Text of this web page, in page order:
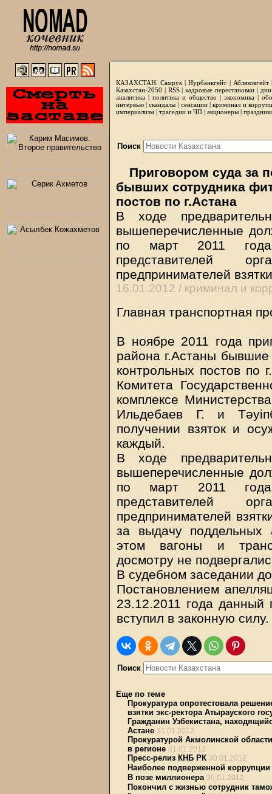
КАЗАХСТАН: Самрук |Нурбанкгейт | Аблязовгейт
Казахстан-2050 | RSS|кадровые перестановки|
аналитика | политика и общество | экономика |
интервью |скандалы | сенсации|криминал и
империализм | трагедии и ЧП | акционеры |
Поиск
Приговором суда за
бывших сотрудника
постов по г.Астана
В ходе
вышеперечисленные
по март 2011 года
представителей
предпринимателей
16.01.2012 / криминал и
Главная транспортная
В ноябре 2011 года
района г.Астаны бывшие
контрольных постов по
Комитета
комплексе
Ильдебаев Г. и
получении взяток и
каждый.
В ходе
вышеперечисленные
по март 2011 года
представителей
предпринимателей
за выдачу поддельных
этом вагоны и
досмотру не
В судебном заседании
Постановлением
23.12.2011 года данный
вступил в законную силу.
Поиск
Еще по теме
Прокуратура опротестовала
взятки экс-ректора Атырауского
Гражданин Узбекистана,
Астане 31.01.2012
Прокуратурой Акмолинской
в регионе 31.01.2012
Пресс-релиз КНБ РК 30.01.2012
Наиболее подверженной коррупции
В позе миллионера 30.01.2012
Покончил с жизнью сотрудник